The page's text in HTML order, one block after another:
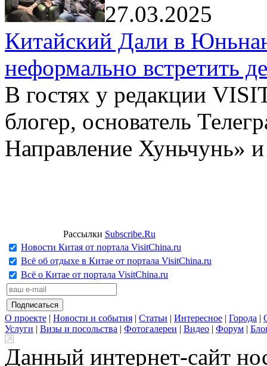
27.03.2025
Китайский Дали в
неформально встретить
В гостях у редакции
блогер, основатель
Направление Хуньчунь»
Рассылки Subscribe.Ru
Новости Китая от портала VisitChina.ru
Всё об отдыхе в Китае от портала VisitChina.ru
Всё о Китае от портала VisitChina.ru
О проекте | Новости и события | Статьи | Интересное | Города |
Услуги | Визы и посольства | Фотогалереи | Видео | Форум |
Данный интернет-сайт